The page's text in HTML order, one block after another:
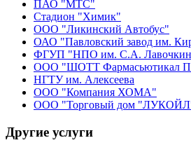
ПАО "МТС"
Стадион "Химик"
ООО "Ликинский Автобус"
ОАО "Павловский завод им.
ФГУП "НПО им. С.А.
ООО "ШОТТ Фармасьютикал
НГТУ им. Алексеева
ООО "Компания ХОМА"
ООО "Торговый дом
Другие услуги